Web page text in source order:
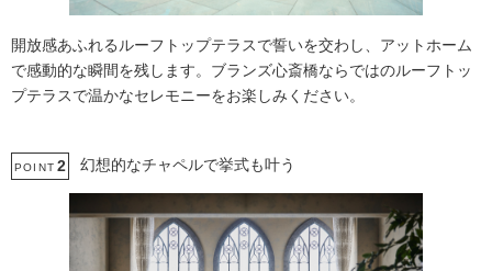
開放感あふれるルーフトップテラスで誓いを交わし、アットホーム
で感動的な瞬間を残します。ブランズ心斎橋ならではのルーフトッ
プテラスで温かなセレモニーをお楽しみください。
POINT 2 幻想的なチャペルで挙式も叶う